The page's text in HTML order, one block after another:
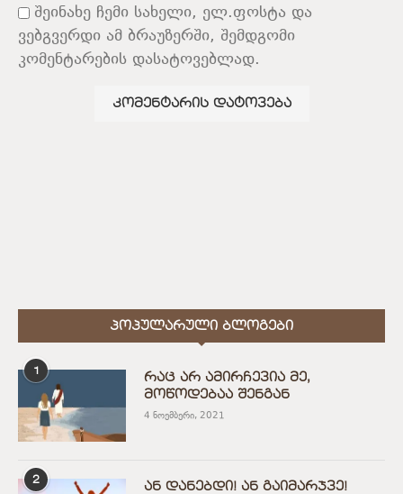
შეინახე ჩემი სახელი, ელ.ფოსტა და
ვებგვერდი ამ ბრაუზერში, შემდგომი
კომენტარების დასატოვებლად.
ᲞᲝᲞᲣᲚᲐᲠᲣᲚᲘ ᲑᲚᲝᲒᲔᲑᲘ
1
რაც არ ამირჩევია მე,
მოწოდებაა შენგან
4 ნოემბერი, 2021
2
ან დანებდი! ან გაიმარჯვე!